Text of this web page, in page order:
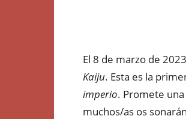
El 8 de marzo de
Kaiju. Esta es la
imperio. Promete
muchos/as os